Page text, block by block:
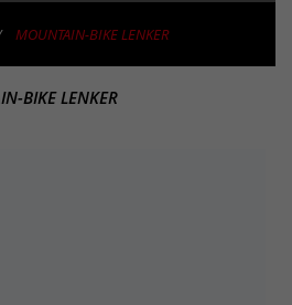
MOUNTAIN-BIKE LENKER
BIKE LENKER